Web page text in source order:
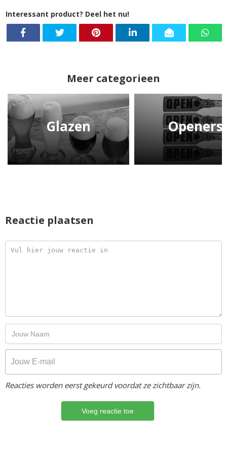
Interessant product? Deel het nu!
Meer categorieen
Glazen Openers
Reactie plaatsen
Reacties worden eerst gekeurd voordat ze zichtbaar zijn.